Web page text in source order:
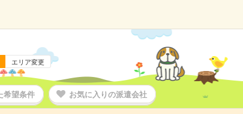
エリア変更
希望条件 お気に入りの派遣会社